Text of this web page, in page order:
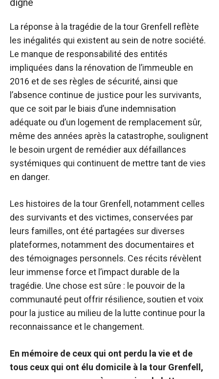
digne
La réponse à la tragédie de la tour Grenfell reflète
les inégalités qui existent au sein de notre société.
Le manque de responsabilité des entités
impliquées dans la rénovation de l’immeuble en
2016 et de ses règles de sécurité, ainsi que
l’absence continue de justice pour les survivants,
que ce soit par le biais d’une indemnisation
adéquate ou d’un logement de remplacement sûr,
même des années après la catastrophe, soulignent
le besoin urgent de remédier aux défaillances
systémiques qui continuent de mettre tant de vies
en danger.
Les histoires de la tour Grenfell, notamment celles
des survivants et des victimes, conservées par
leurs familles, ont été partagées sur diverses
plateformes, notamment des documentaires et
des témoignages personnels. Ces récits révèlent
leur immense force et l’impact durable de la
tragédie. Une chose est sûre : le pouvoir de la
communauté peut offrir résilience, soutien et voix
pour la justice au milieu de la lutte continue pour la
reconnaissance et le changement.
En mémoire de ceux qui ont perdu la vie et de
tous ceux qui ont élu domicile à la tour Grenfell,